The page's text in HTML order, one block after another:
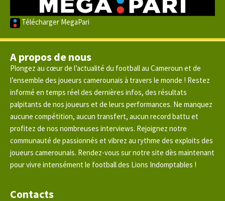
Télécharger MegaPari
A propos de nous
Plongez au cœur de l’actualité du football au Cameroun et de
l’ensemble des joueurs camerounais à travers le monde ! Restez
informé en temps réel des dernières infos, des résultats
palpitants de nos joueurs et de leurs performances. Ne manquez
aucune compétition, aucun transfert, aucun record battu et
profitez de nos nombreuses interviews. Rejoignez notre
communauté de passionnés et vibrez au rythme des exploits des
joueurs camerounais. Rendez-vous sur notre site dès maintenant
pour vivre intensément le football des Lions Indomptables !
Contacts